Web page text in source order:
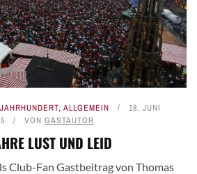
, ALLGEMEIN
18. JUNI
VON GASTAUTOR
LUST UND LEID
Club-Fan Gastbeitrag von Thomas